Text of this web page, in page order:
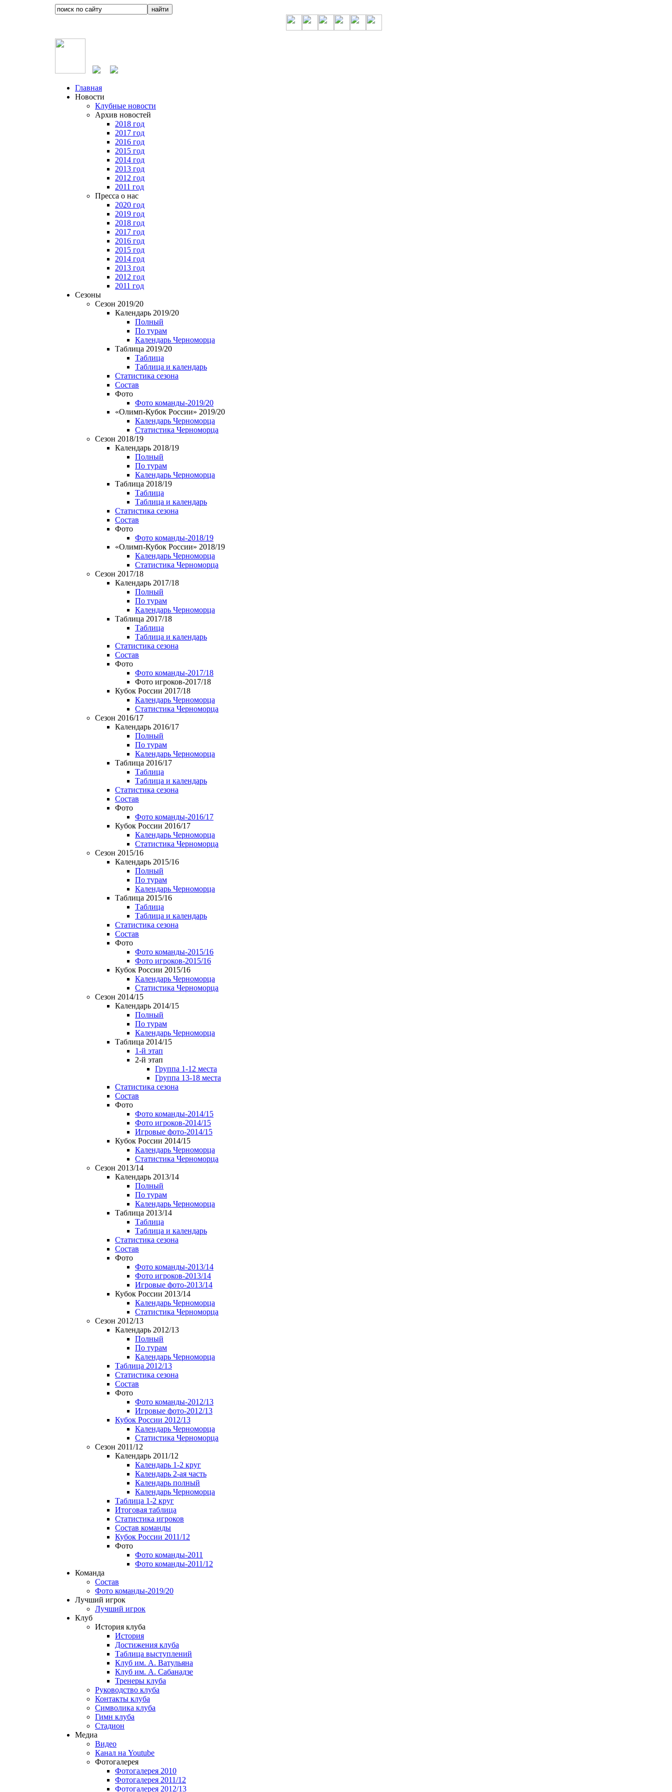
Главная
Новости
Клубные новости
Архив новостей
2018 год
2017 год
2016 год
2015 год
2014 год
2013 год
2012 год
2011 год
Пресса о нас
2020 год
2019 год
2018 год
2017 год
2016 год
2015 год
2014 год
2013 год
2012 год
2011 год
Сезоны
Сезон 2019/20
Календарь 2019/20
Полный
По турам
Календарь Черноморца
Таблица 2019/20
Таблица
Таблица и календарь
Статистика сезона
Состав
Фото
Фото команды-2019/20
«Олимп-Кубок России» 2019/20
Календарь Черноморца
Статистика Черноморца
Сезон 2018/19
Календарь 2018/19
Полный
По турам
Календарь Черноморца
Таблица 2018/19
Таблица
Таблица и календарь
Статистика сезона
Состав
Фото
Фото команды-2018/19
«Олимп-Кубок России» 2018/19
Календарь Черноморца
Статистика Черноморца
Сезон 2017/18
Календарь 2017/18
Полный
По турам
Календарь Черноморца
Таблица 2017/18
Таблица
Таблица и календарь
Статистика сезона
Состав
Фото
Фото команды-2017/18
Фото игроков-2017/18
Кубок России 2017/18
Календарь Черноморца
Статистика Черноморца
Сезон 2016/17
Календарь 2016/17
Полный
По турам
Календарь Черноморца
Таблица 2016/17
Таблица
Таблица и календарь
Статистика сезона
Состав
Фото
Фото команды-2016/17
Кубок России 2016/17
Календарь Черноморца
Статистика Черноморца
Сезон 2015/16
Календарь 2015/16
Полный
По турам
Календарь Черноморца
Таблица 2015/16
Таблица
Таблица и календарь
Статистика сезона
Состав
Фото
Фото команды-2015/16
Фото игроков-2015/16
Кубок России 2015/16
Календарь Черноморца
Статистика Черноморца
Сезон 2014/15
Календарь 2014/15
Полный
По турам
Календарь Черноморца
Таблица 2014/15
1-й этап
2-й этап
Группа 1-12 места
Группа 13-18 места
Статистика сезона
Состав
Фото
Фото команды-2014/15
Фото игроков-2014/15
Игровые фото-2014/15
Кубок России 2014/15
Календарь Черноморца
Статистика Черноморца
Сезон 2013/14
Календарь 2013/14
Полный
По турам
Календарь Черноморца
Таблица 2013/14
Таблица
Таблица и календарь
Статистика сезона
Состав
Фото
Фото команды-2013/14
Фото игроков-2013/14
Игровые фото-2013/14
Кубок России 2013/14
Календарь Черноморца
Статистика Черноморца
Сезон 2012/13
Календарь 2012/13
Полный
По турам
Календарь Черноморца
Таблица 2012/13
Статистика сезона
Состав
Фото
Фото команды-2012/13
Игровые фото-2012/13
Кубок России 2012/13
Календарь Черноморца
Статистика Черноморца
Сезон 2011/12
Календарь 2011/12
Календарь 1-2 круг
Календарь 2-ая часть
Календарь полный
Календарь Черноморца
Таблица 1-2 круг
Итоговая таблица
Статистика игроков
Состав команды
Кубок России 2011/12
Фото
Фото команды-2011
Фото команды-2011/12
Команда
Состав
Фото команды-2019/20
Лучший игрок
Лучший игрок
Клуб
История клуба
История
Достижения клуба
Таблица выступлений
Клуб им. А. Ватульяна
Клуб им. А. Сабанадзе
Тренеры клуба
Руководство клуба
Контакты клуба
Символика клуба
Гимн клуба
Стадион
Медиа
Видео
Канал на Youtube
Фотогалерея
Фотогалерея 2010
Фотогалерея 2011/12
Фотогалерея 2012/13